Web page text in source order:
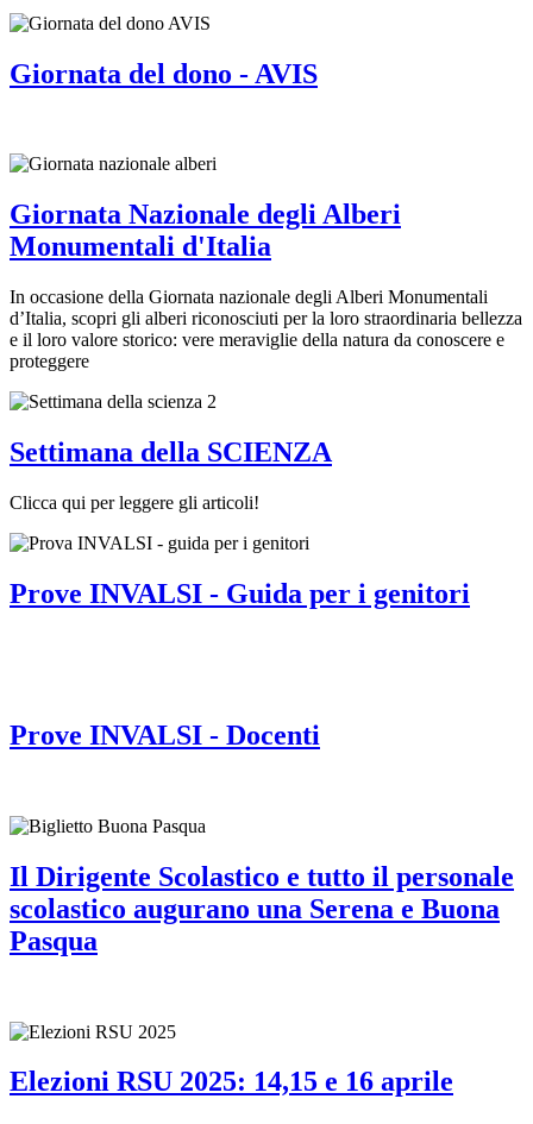
Giornata del dono - AVIS
Giornata Nazionale degli Alberi
Monumentali d'Italia
In occasione della Giornata nazionale degli Alberi Monumentali
d’Italia, scopri gli alberi riconosciuti per la loro straordinaria bellezza
e il loro valore storico: vere meraviglie della natura da conoscere e
proteggere
Settimana della SCIENZA
Clicca qui per leggere gli articoli!
Prove INVALSI - Guida per i genitori
Prove INVALSI - Docenti
Il Dirigente Scolastico e tutto il personale
scolastico augurano una Serena e Buona
Pasqua
Elezioni RSU 2025: 14,15 e 16 aprile